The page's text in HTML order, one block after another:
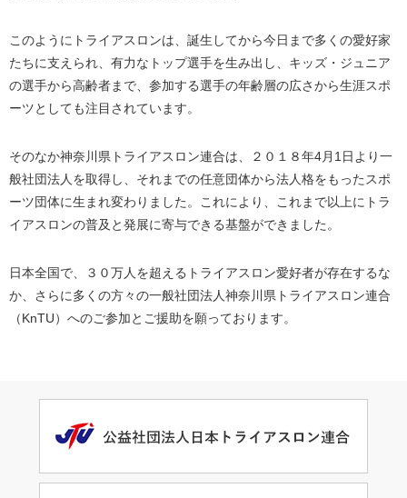
このようにトライアスロンは、誕生してから今日まで多くの愛好家
たちに支えられ、有力なトップ選手を生み出し、キッズ・ジュニア
の選手から高齢者まで、参加する選手の年齢層の広さから生涯スポ
ーツとしても注目されています。
そのなか神奈川県トライアスロン連合は、２０１８年4月1日より一
般社団法人を取得し、それまでの任意団体から法人格をもったスポ
ーツ団体に生まれ変わりました。これにより、これまで以上にトラ
イアスロンの普及と発展に寄与できる基盤ができました。
日本全国で、３０万人を超えるトライアスロン愛好者が存在するな
か、さらに多くの方々の一般社団法人神奈川県トライアスロン連合
（KnTU）へのご参加とご援助を願っております。